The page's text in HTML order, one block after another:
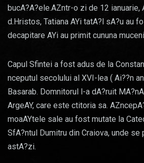
bucA?A?ele.AZntr-o zi de 12 ianuarie,
d.Hristos, Tatiana AYi tatA?l sA?u au
decapitare AYi au primit cununa
Capul Sfintei a fost adus de la
nceputul secolului al XVI-lea ( Ai??n
Basarab. Domnitorul l-a dA?ruit
ArgeAY, care este ctitoria sa.
moaAYtele sale au fost mutate la
SfA?ntul Dumitru din Craiova, unde se
astA?zi.